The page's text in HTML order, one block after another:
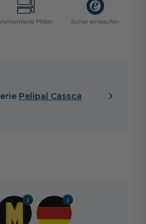
Möbel Sicher einkaufen
Pelipal Cassca